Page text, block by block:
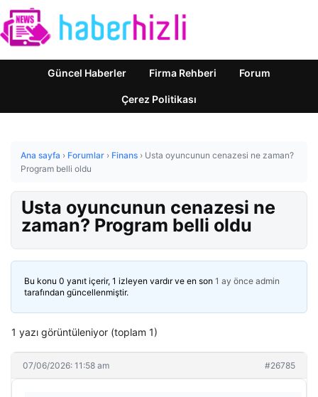
Güncel Haberler Firma Rehberi Forum
Çerez Politikası
Ana sayfa › Forumlar › Finans › Usta oyuncunun cenazesi ne zaman?
Program belli oldu
Usta oyuncunun cenazesi ne
zaman? Program belli oldu
Bu konu 0 yanıt içerir, 1 izleyen vardır ve en son 1 ay önce admin
tarafından güncellenmiştir.
1 yazı görüntüleniyor (toplam 1)
07/06/2026: 11:58 am #26785